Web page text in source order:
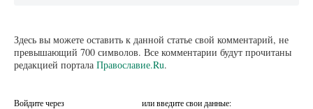
Здесь вы можете оставить к данной статье свой комментарий, не
превышающий 700 символов. Все комментарии будут прочитаны
редакцией портала Православие.Ru.
Войдите через или введите свои данные: